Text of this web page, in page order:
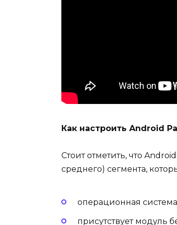
Как настроить Android
Стоит отметить, что
среднего) сегмента,
операционная
присутствует модуль